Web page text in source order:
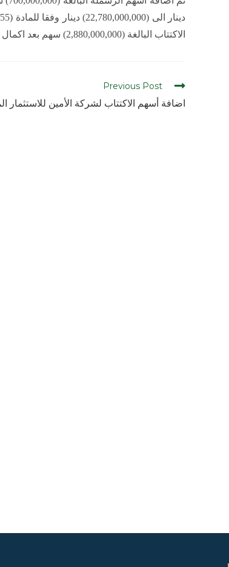
دينار الى (22,780,000,000) دينار وفقا للمادة (55/ثانيا) في حساب المساهمين المودعين لدى شركات الوساطة.
الاكتتاب البالغة (2,880,000,000) سهم بعد اكمال عمليات فتح الحساب في مركز الأيداع للمكتتبين الجدد.
Previous Post
اضافة أسهم الاكتتاب لشركة الأمين للاستثمار